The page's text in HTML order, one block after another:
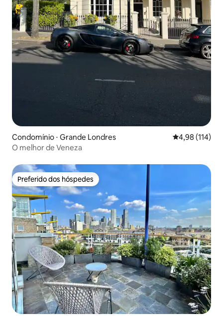
Condomínio ⋅ Grande Londres 4,98 de uma
4,98 (114)
O melhor de Veneza
Preferido dos hóspedes
Preferido dos hóspedes